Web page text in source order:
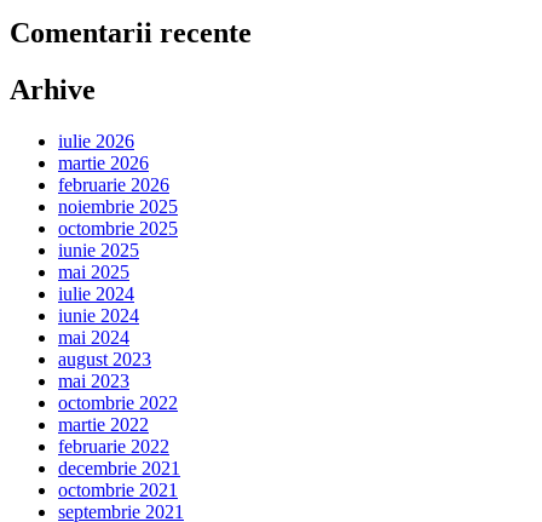
Comentarii recente
Arhive
iulie 2026
martie 2026
februarie 2026
noiembrie 2025
octombrie 2025
iunie 2025
mai 2025
iulie 2024
iunie 2024
mai 2024
august 2023
mai 2023
octombrie 2022
martie 2022
februarie 2022
decembrie 2021
octombrie 2021
septembrie 2021